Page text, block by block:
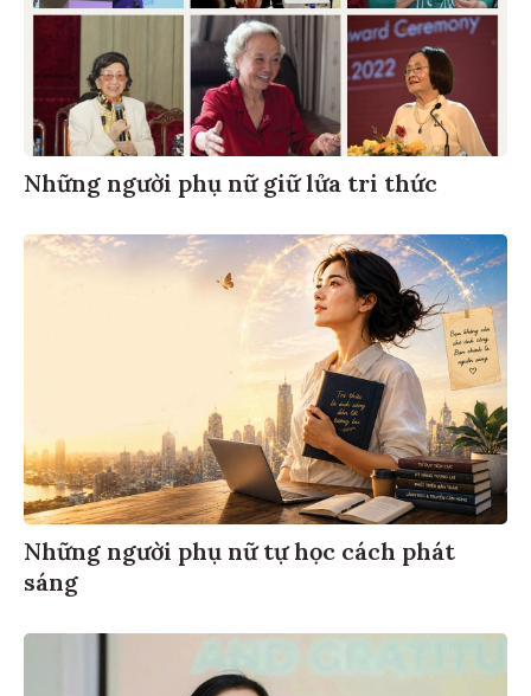
Những người phụ nữ giữ lửa tri thức
Những người phụ nữ tự học cách phát
sáng